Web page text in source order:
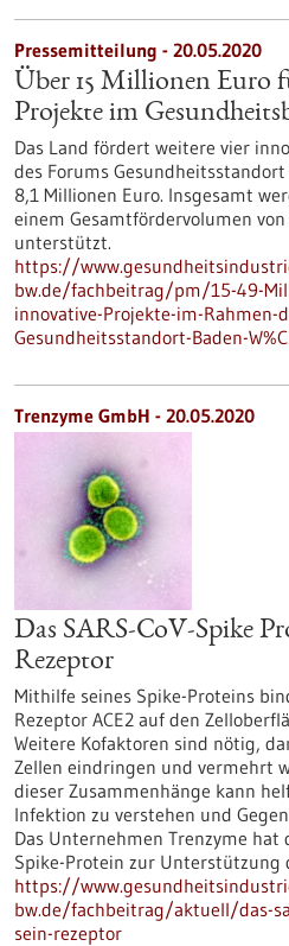
Pressemitteilung - 20.05.2020
Über 15 Millionen Euro
Projekte im
Das Land fördert weitere vier
des Forums
8,1 Millionen Euro. Insgesamt
einem Gesamtfördervolumen
unterstützt.
https://
bw.de/fachbeitrag/pm/15-49-
innovative-Projekte-im-Rahmen-
Gesundheitsstandort-Baden-
Trenzyme GmbH - 20.05.2020
Das SARS-CoV-Spike
Rezeptor
Mithilfe seines Spike-Proteins
Rezeptor ACE2 auf den
Weitere Kofaktoren sind nötig,
Zellen eindringen und vermehrt
dieser Zusammenhänge kann
Infektion zu verstehen und
Das Unternehmen Trenzyme
Spike-Protein zur Unterstützung
https://
bw.de/fachbeitrag/aktuell/das-
sein-rezeptor